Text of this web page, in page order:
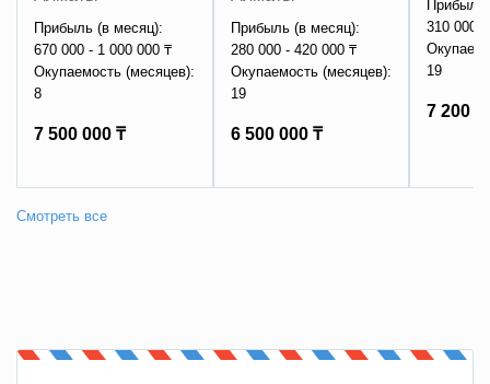
Прибыль (в месяц):
670 000 - 1 000 000 ₸
Окупаемость (месяцев):
8
7 500 000 ₸
Прибыль (в месяц):
280 000 - 420 000 ₸
Окупаемость (месяцев):
19
6 500 000 ₸
Прибыль
310 000
19
7 200